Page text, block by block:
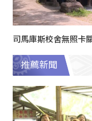
司馬庫斯校舍無照卡
推薦新聞